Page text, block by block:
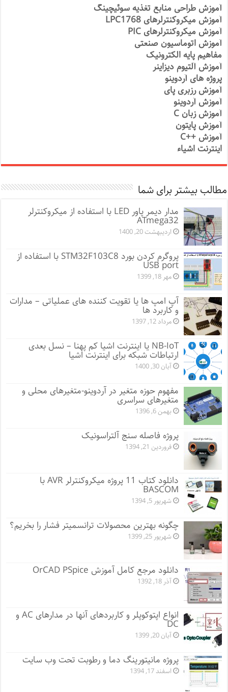
آموزش طراحی منابع تغذیه سوئیچینگ
آموزش میکروکنترلرهای LPC1768
آموزش میکروکنترلرهای PIC
آموزش اتوماسیون صنعتی
مفاهیم پایه الکترونیک
آموزش آلتیوم دیزاینر
پروژه های آردوینو
آموزش رزبری پای
آموزش آردوینو
آموزش زبان C
آموزش پایتون
آموزش ++C
اینترنت اشیاء
مطالب بیشتر برای شما
مدار دیمر پاور LED با استفاده از میکروکنترلر
ATmega32
اردیبهشت 20, 1400
پروگرم کردن بورد STM32F103C8 با استفاده از
USB port
مهر 18, 1399
آپ امپ ها یا تقویت کننده های عملیاتی – مدارات
و کاربرد ها
مرداد 12, 1397
NB-IoT یا اینترنت اشیا کم پهنا – نسل بعدی
ارتباطات شبکه برای اینترنت اشیا
آبان 30, 1400
مفهوم حوزه متغیر در آردوینو-متغیرهای محلی و
متغیرهای سراسری
بهمن 6, 1396
پروژه فاصله سنج آلتراسونیک
فروردین 21, 1394
دانلود کتاب 11 پروژه میکروکنترلر AVR با
BASCOM
شهریور 5, 1394
چگونه بهترین محصولات ترانسمیتر فشار را بخریم؟
شهریور 25, 1399
دانلود مرجع کامل آموزش OrCAD PSpice
آذر 18, 1392
انواع اپتوکوپلر و کاربردهای آنها در مدارهای AC و
DC
آبان 20, 1399
پروژه مانيتورينگ دما و رطوبت تحت وب سایت
اسفند 17, 1394